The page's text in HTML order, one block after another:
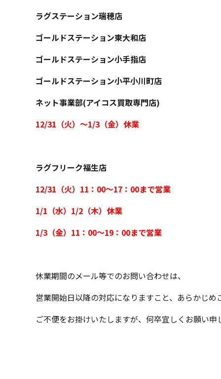
ラグステーション瑞穂店
ゴールドステーション東大和店
ゴールドステーション小手指店
ゴールドステーション小平小川町店
ネット事業部(アイコス買取専門店)
12/31（火）～1/3（金）休業
ラグフリーク福生店
12/31（火）11：00～17：00まで営業
1/1（水）1/2（木）休業
1/3（金）11：00～19：00まで営業
休業期間のメール等でのお問い合わせは、
営業開始日以降の対応になりますこと、あらかじめ
ご不便をお掛けいたしますが、何卒宜しくお願い申